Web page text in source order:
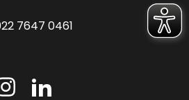
7647 0461